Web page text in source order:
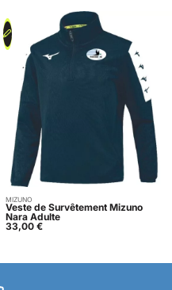
MIZUNO
Veste de Survêtement Mizuno
Nara Adulte
33,00 €